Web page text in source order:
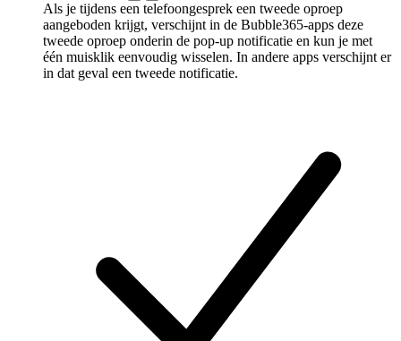
Als je tijdens een telefoongesprek een tweede oproep
aangeboden krijgt, verschijnt in de Bubble365-apps deze
tweede oproep onderin de pop-up notificatie en kun je met
één muisklik eenvoudig wisselen. In andere apps verschijnt er
in dat geval een tweede notificatie.